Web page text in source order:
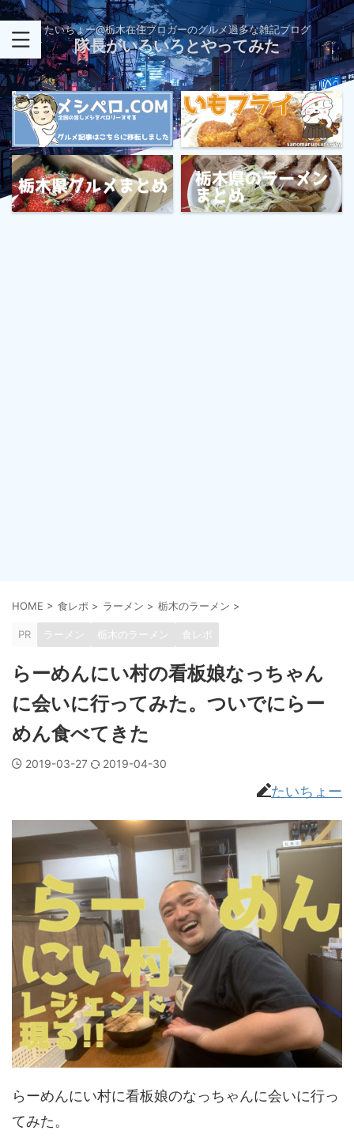
たいちょー@栃木在住ブロガーのグルメ過多な雑記ブログ
隊長がいろいろとやってみた
HOME > 食レポ > ラーメン > 栃木のラーメン >
PR ラーメン 栃木のラーメン 食レポ
らーめんにい村の看板娘なっちゃん
に会いに行ってみた。ついでにらー
めん食べてきた
2019-03-27 2019-04-30
たいちょー
らーめんにい村に看板娘のなっちゃんに会いに行っ
てみた。